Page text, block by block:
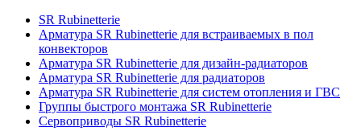
SR Rubinetterie
Арматура SR Rubinetterie для встраиваемых в пол
конвекторов
Арматура SR Rubinetterie для дизайн-радиаторов
Арматура SR Rubinetterie для радиаторов
Арматура SR Rubinetterie для систем отопления и ГВС
Группы быстрого монтажа SR Rubinetterie
Сервоприводы SR Rubinetterie